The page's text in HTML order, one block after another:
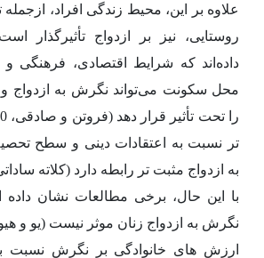
علاوه بر این، محیط زندگی افراد،
روستایی، نیز بر ازدواج تأثیرگذار
داده‌اند که شرایط اقتصادی، فرهنگی و
محل سکونت می‌تواند نگرش به ازدواج و
تر نسبت به اعتقادات دینی و سطح
به ازدواج مثبت تر رابطه دارد (کلاته ساداتی
با این حال، برخی مطالعات نشان داده
ارزش های خانوادگی بر نگرش نسبت